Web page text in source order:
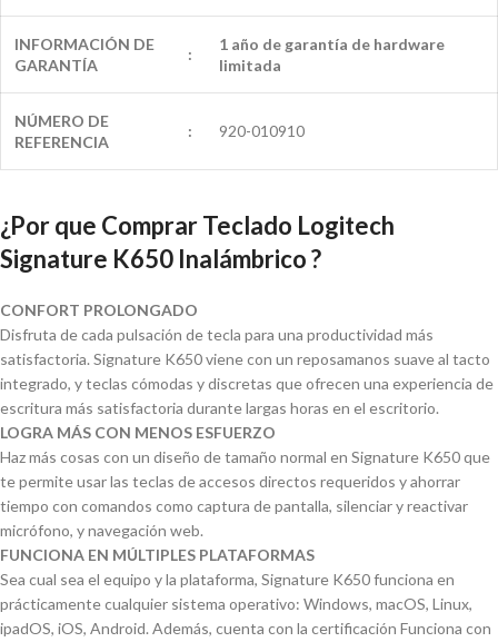
INFORMACIÓN DE
GARANTÍA
:
1 año de garantía de hardware
limitada
NÚMERO DE
REFERENCIA
: 920-010910
¿Por que Comprar Teclado Logitech
Signature K650 Inalámbrico ?
CONFORT PROLONGADO
Disfruta de cada pulsación de tecla para una productividad más
satisfactoria. Signature K650 viene con un reposamanos suave al tacto
integrado, y teclas cómodas y discretas que ofrecen una experiencia de
escritura más satisfactoria durante largas horas en el escritorio.
LOGRA MÁS CON MENOS ESFUERZO
Haz más cosas con un diseño de tamaño normal en Signature K650 que
te permite usar las teclas de accesos directos requeridos y ahorrar
tiempo con comandos como captura de pantalla, silenciar y reactivar
micrófono, y navegación web.
FUNCIONA EN MÚLTIPLES PLATAFORMAS
Sea cual sea el equipo y la plataforma, Signature K650 funciona en
prácticamente cualquier sistema operativo: Windows, macOS, Linux,
ipadOS, iOS, Android. Además, cuenta con la certificación Funciona con